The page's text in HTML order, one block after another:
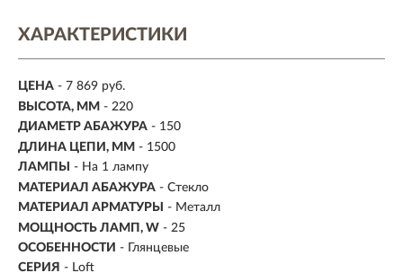
ХАРАКТЕРИСТИКИ
ЦЕНА - 7 869 руб.
ВЫСОТА, ММ - 220
ДИАМЕТР АБАЖУРА - 150
ДЛИНА ЦЕПИ, ММ - 1500
ЛАМПЫ
- На 1 лампу
МАТЕРИАЛ АБАЖУРА - Стекло
МАТЕРИАЛ АРМАТУРЫ
- Металл
МОЩНОСТЬ ЛАМП, W - 25
ОСОБЕННОСТИ - Глянцевые
СЕРИЯ - Loft